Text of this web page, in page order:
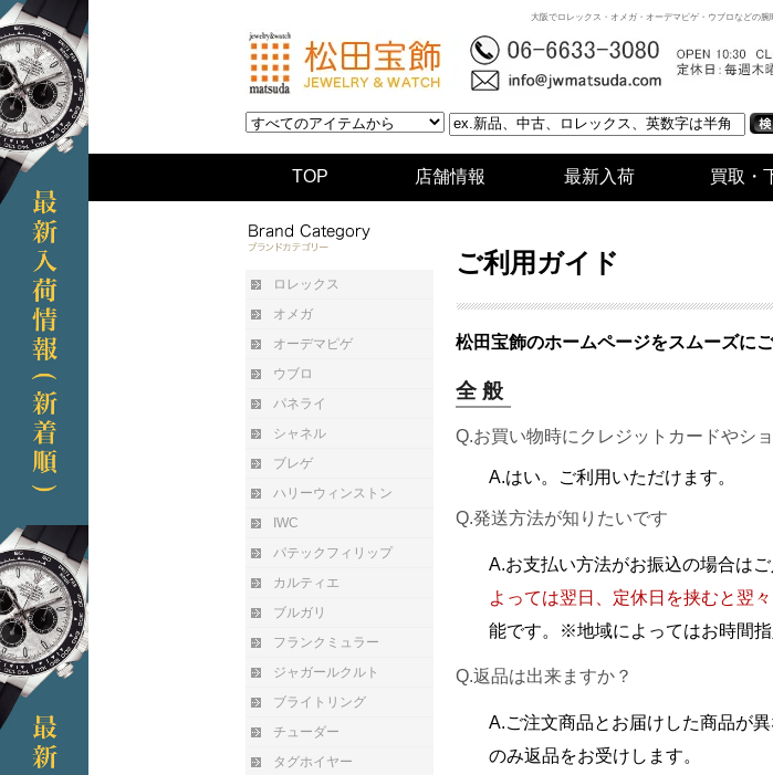
大阪でロレックス・オメガ・オーデマピゲ・ウブロなどの
TOP 店舗情報 最新入荷 買取・
ロレックス
オメガ
オーデマピゲ
ウブロ
パネライ
シャネル
ブレゲ
ハリーウィンストン
IWC
パテックフィリップ
カルティエ
ブルガリ
フランクミュラー
ジャガールクルト
ブライトリング
チューダー
タグホイヤー
ご利用ガイド
松田宝飾のホームページをスムーズに
全 般
Q.お買い物時にクレジットカードやシ
A.はい。ご利用いただけます。
Q.発送方法が知りたいです
A.お支払い方法がお振込の場合は
よっては翌日、定休日を挟むと翌
能です。※地域によってはお時間指
Q.返品は出来ますか？
A.ご注文商品とお届けした商品が
のみ返品をお受けします。